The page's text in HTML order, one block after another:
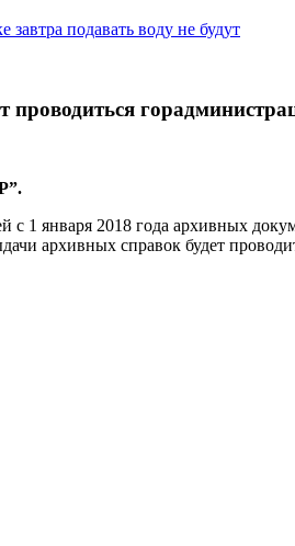
подавать воду не будут
с 1 января 2018 года архивных
архивных справок будет